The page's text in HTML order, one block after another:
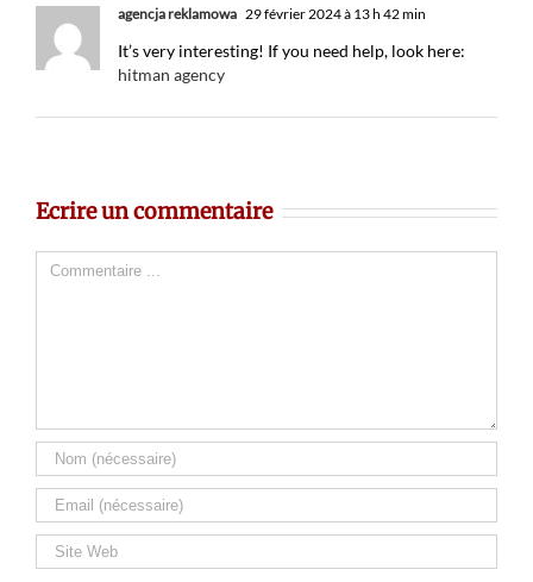
agencja reklamowa 29 février 2024 à 13 h 42 min
It’s very interesting! If you need help, look here:
hitman agency
Ecrire un commentaire
Comment